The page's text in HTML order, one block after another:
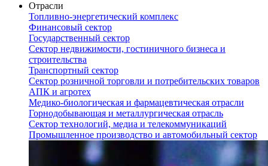
Отрасли
Топливно-энергетический комплекс
Финансовый сектор
Государственный сектор
Сектор недвижимости, гостиничного бизнеса и
строительства
Транспортный сектор
Сектор розничной торговли и потребительских товаров
АПК и агротех
Медико-биологическая и фармацевтическая отрасли
Горнодобывающая и металлургическая отрасль
Сектор технологий, медиа и телекоммуникаций
Промышленное производство и автомобильный сектор